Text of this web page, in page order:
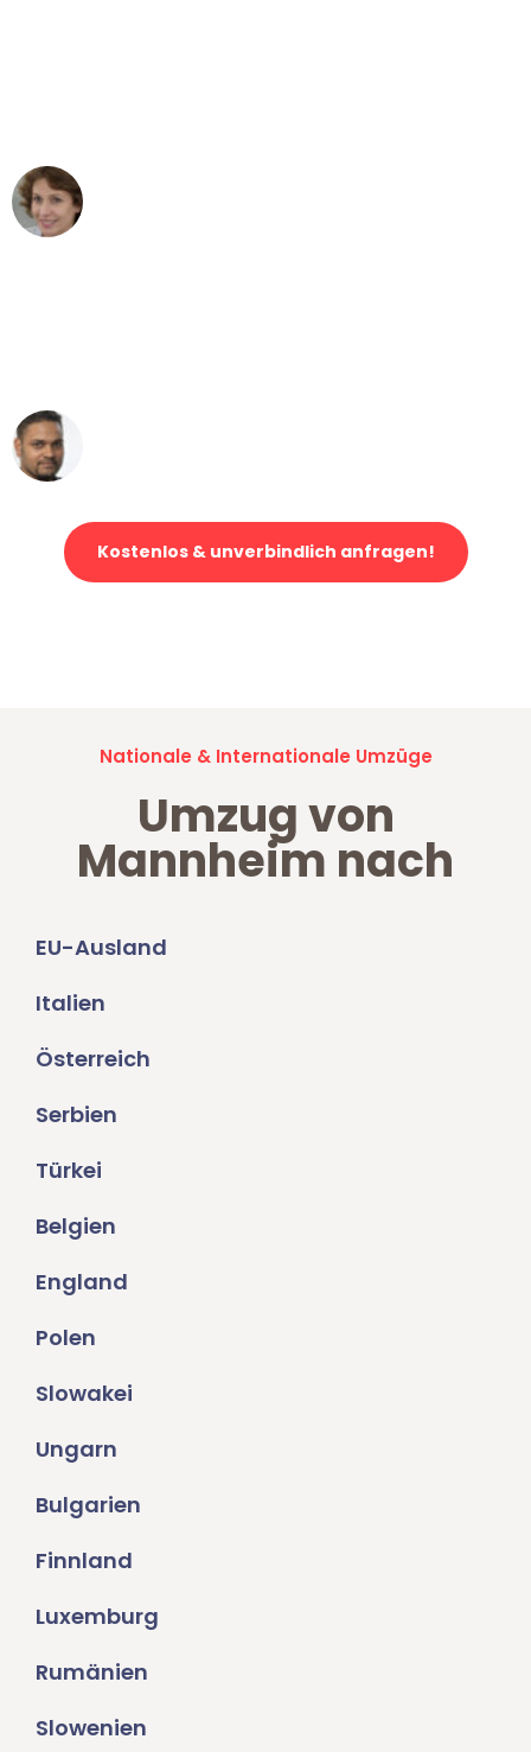
Kostenlos & unverbindlich anfragen!
Nationale & Internationale Umzüge
Umzug von
Mannheim nach
EU-Ausland
Italien
Österreich
Serbien
Türkei
Belgien
England
Polen
Slowakei
Ungarn
Bulgarien
Finnland
Luxemburg
Rumänien
Slowenien